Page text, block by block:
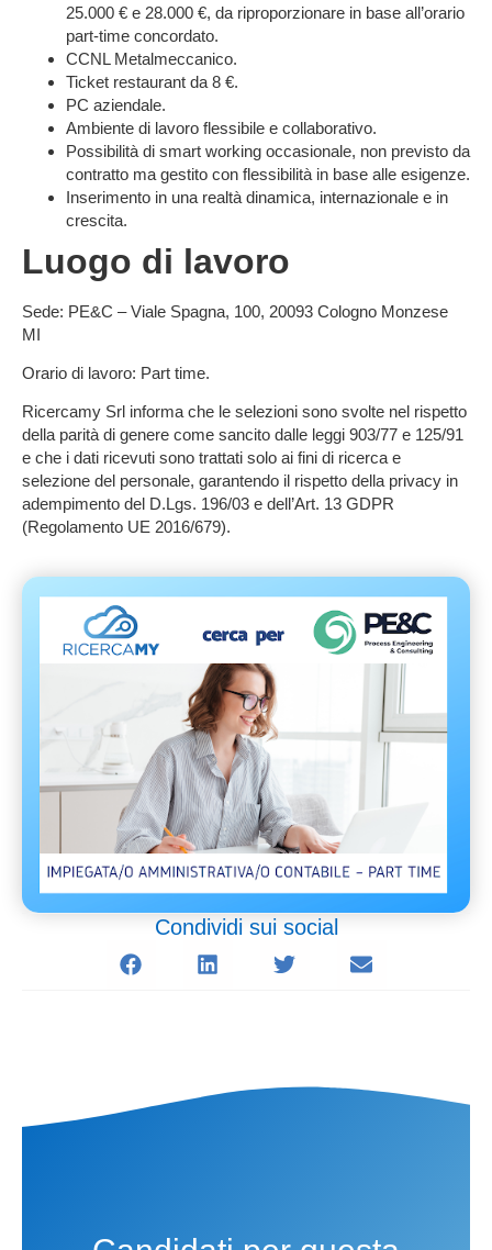
25.000 € e 28.000 €, da riproporzionare in base all’orario
part-time concordato.
CCNL Metalmeccanico.
Ticket restaurant da 8 €.
PC aziendale.
Ambiente di lavoro flessibile e collaborativo.
Possibilità di smart working occasionale, non previsto da
contratto ma gestito con flessibilità in base alle esigenze.
Inserimento in una realtà dinamica, internazionale e in
crescita.
Luogo di lavoro
Sede: PE&C – Viale Spagna, 100, 20093 Cologno Monzese
MI
Orario di lavoro: Part time.
Ricercamy Srl informa che le selezioni sono svolte nel rispetto
della parità di genere come sancito dalle leggi 903/77 e 125/91
e che i dati ricevuti sono trattati solo ai fini di ricerca e
selezione del personale, garantendo il rispetto della privacy in
adempimento del D.Lgs. 196/03 e dell’Art. 13 GDPR
(Regolamento UE 2016/679).
Condividi sui social